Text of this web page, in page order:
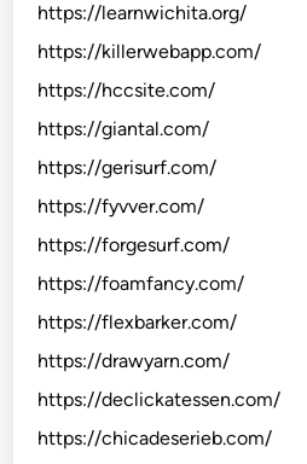
https://learnwichita.org/
https://killerwebapp.com/
https://hccsite.com/
https://giantal.com/
https://gerisurf.com/
https://fyvver.com/
https://forgesurf.com/
https://foamfancy.com/
https://flexbarker.com/
https://drawyarn.com/
https://declickatessen.com/
https://chicadeserieb.com/